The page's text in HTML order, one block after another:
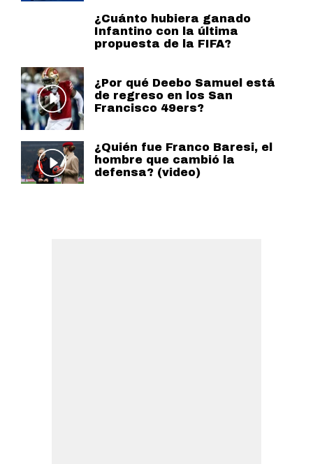
¿Cuánto hubiera ganado
Infantino con la última
propuesta de la FIFA?
¿Por qué Deebo Samuel está
de regreso en los San
Francisco 49ers?
¿Quién fue Franco Baresi, el
hombre que cambió la
defensa? (video)